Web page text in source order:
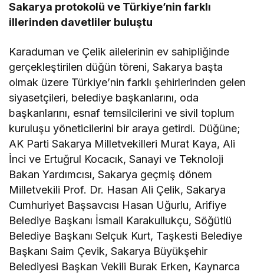
Sakarya protokolü ve Türkiye’nin farklı
illerinden davetliler buluştu
Karaduman ve Çelik ailelerinin ev sahipliğinde
gerçekleştirilen düğün töreni, Sakarya başta
olmak üzere Türkiye’nin farklı şehirlerinden gelen
siyasetçileri, belediye başkanlarını, oda
başkanlarını, esnaf temsilcilerini ve sivil toplum
kuruluşu yöneticilerini bir araya getirdi. Düğüne;
AK Parti Sakarya Milletvekilleri Murat Kaya, Ali
İnci ve Ertuğrul Kocacık, Sanayi ve Teknoloji
Bakan Yardımcısı, Sakarya geçmiş dönem
Milletvekili Prof. Dr. Hasan Ali Çelik, Sakarya
Cumhuriyet Başsavcısı Hasan Uğurlu, Arifiye
Belediye Başkanı İsmail Karakullukçu, Söğütlü
Belediye Başkanı Selçuk Kurt, Taşkesti Belediye
Başkanı Saim Çevik, Sakarya Büyükşehir
Belediyesi Başkan Vekili Burak Erken, Kaynarca